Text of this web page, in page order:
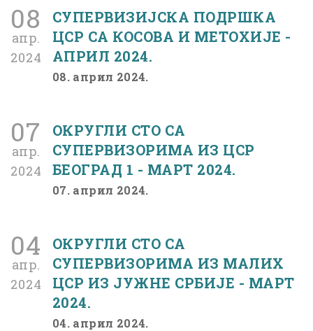
08
апр.
2024
СУПЕРВИЗИЈСКА ПОДРШКА
ЦСР СА КОСОВА И МЕТОХИЈЕ -
АПРИЛ 2024.
08. април 2024.
07
апр.
2024
ОКРУГЛИ СТО СА
СУПЕРВИЗОРИМА ИЗ ЦСР
БЕОГРАД 1 - МАРТ 2024.
07. април 2024.
04
апр.
2024
ОКРУГЛИ СТО СА
СУПЕРВИЗОРИМА ИЗ МАЛИХ
ЦСР ИЗ ЈУЖНЕ СРБИЈЕ - МАРТ
2024.
04. април 2024.